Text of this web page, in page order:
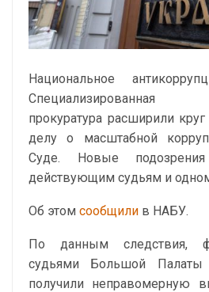
Национальное
Специализированная
прокуратура расширили
делу о масштабной
Суде. Новые
действующим судьям и
Об этом сообщили в НАБУ.
По данным следствия,
судьями Большой Палаты
получили неправомерную